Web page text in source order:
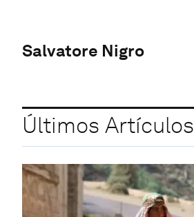
Salvatore Nigro
Últimos Artículos